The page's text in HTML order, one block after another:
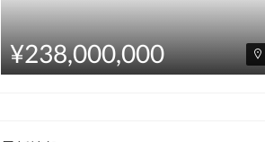
¥328,000,000